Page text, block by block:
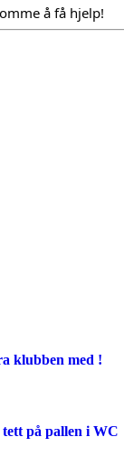
å få hjelp!
klubben med !
tett på pallen i WC